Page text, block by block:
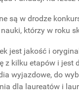
są w drodze
którzy w roku
jest jakość i
z kilku etapów i
wyjazdowe, do
dla laureatów i